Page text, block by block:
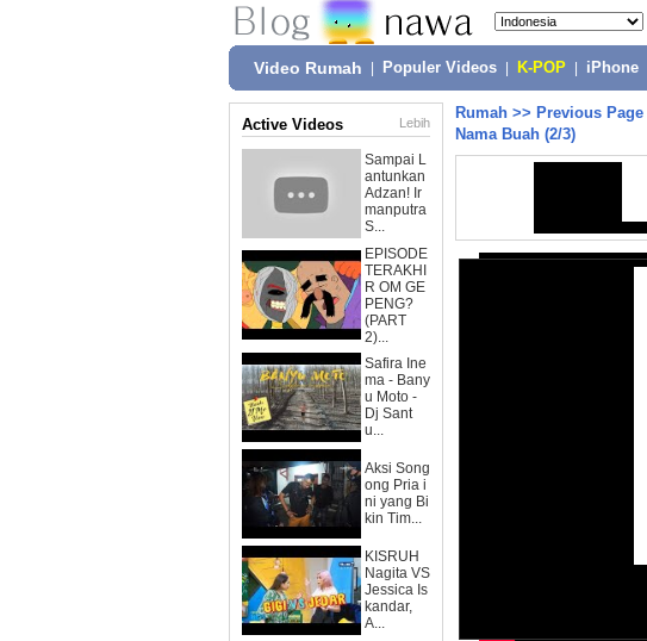
Video Rumah Populer Videos K-POP iPhone
Active Videos Lebih
Sampai L
antunkan
Adzan! Ir
manputra
S...
EPISODE
TERAKHI
R OM GE
PENG?
(PART
2)...
Safira Ine
ma - Bany
u Moto -
Dj Sant
u...
Aksi Song
ong Pria i
ni yang Bi
kin Tim...
KISRUH
Nagita VS
Jessica Is
kandar,
A...
Rumah >> Previous Page
Nama Buah (2/3)